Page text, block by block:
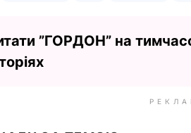
”ГОРДОН” на